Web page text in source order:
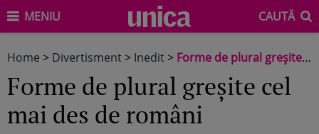
MENIU CAUTĂ
Home > Divertisment > Inedit > Forme de plural greșite cel mai des de români
Forme de plural greșite cel
mai des de români